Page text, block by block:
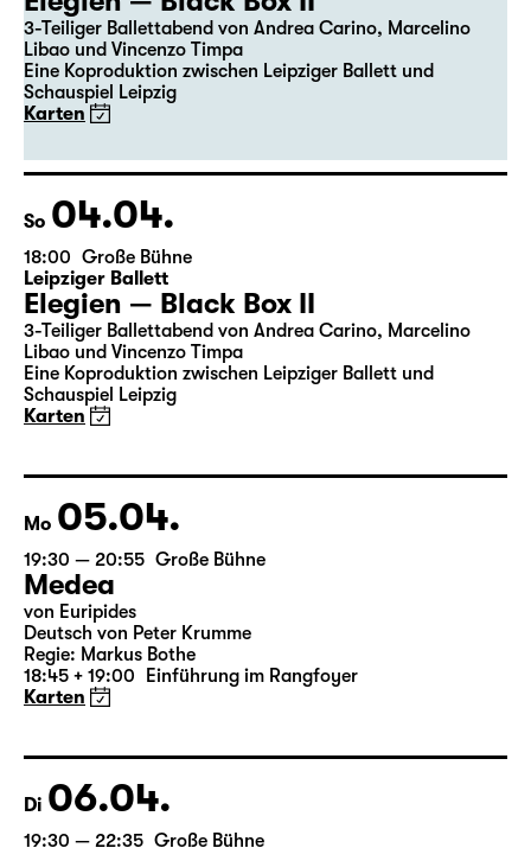
19:30 Große Bühne
Premiere
Leipziger Ballett
Elegien — Black Box II
3-Teiliger Ballettabend von Andrea Carino, Marcelino
Eine Koproduktion zwischen Leipziger Ballett und
Schauspiel Leipzig
Karten
So 04.04.
18:00 Große Bühne
Leipziger Ballett
Elegien — Black Box II
3-Teiliger Ballettabend von Andrea Carino, Marcelino
Schauspiel Leipzig
Karten
Mo 05.04.
19:30 — 20:55 Große Bühne
Medea
von Euripides
18:45 + 19:00 Einführung im Rangfoyer
Karten